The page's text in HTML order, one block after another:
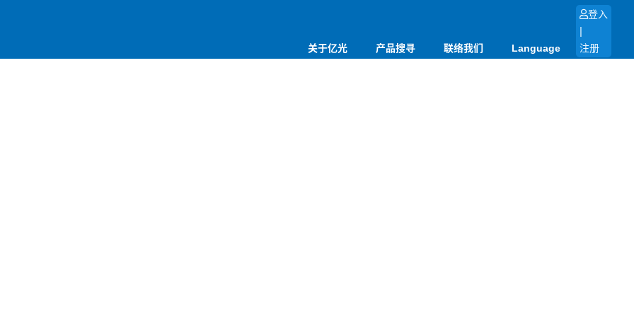
关于亿光 产品搜寻 联络我们 Language
登入
|
注册